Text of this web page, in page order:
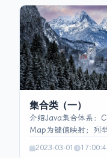
变量、方法、初始化
限制继承、重写和变
数化类型消除集合的
类型以及通配符的上
T）用法。反射机制
动态代理，是JDBC、
后说明了Java四种
集合类（一）
介绍Java集合体系：
Map为键值映射；列
点阐述Map实现，尤
2023-03-01